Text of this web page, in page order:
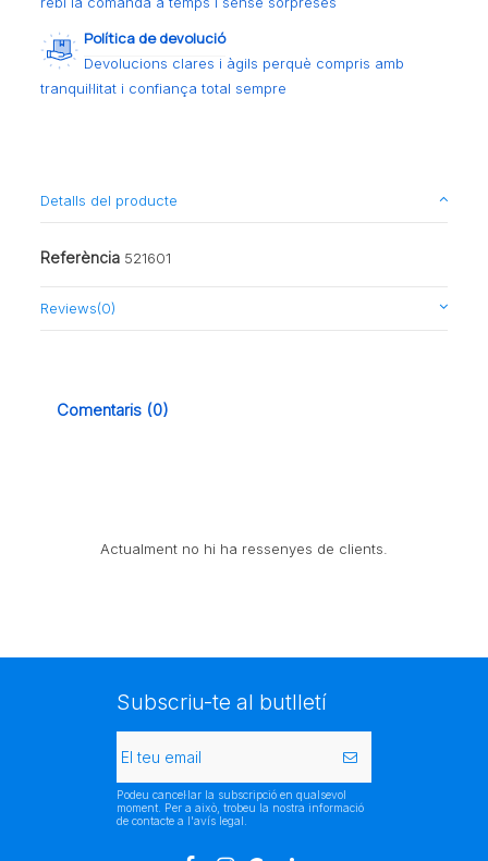
Política de devolució
Devolucions clares i àgils perquè compris amb
tranquil·litat i confiança total sempre
Detalls del producte
Referència 521601
Reviews(0)
Comentaris (0)
Actualment no hi ha ressenyes de clients.
Subscriu-te al butlletí
Podeu cancel·lar la subscripció en qualsevol
moment. Per a això, trobeu la nostra informació
de contacte a l'avís legal.